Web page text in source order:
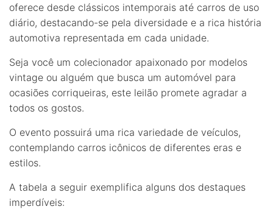
oferece desde clássicos intemporais até carros de uso
diário, destacando-se pela diversidade e a rica história
automotiva representada em cada unidade.
Seja você um colecionador apaixonado por modelos
vintage ou alguém que busca um automóvel para
ocasiões corriqueiras, este leilão promete agradar a
todos os gostos.
O evento possuirá uma rica variedade de veículos,
contemplando carros icônicos de diferentes eras e
estilos.
A tabela a seguir exemplifica alguns dos destaques
imperdíveis: